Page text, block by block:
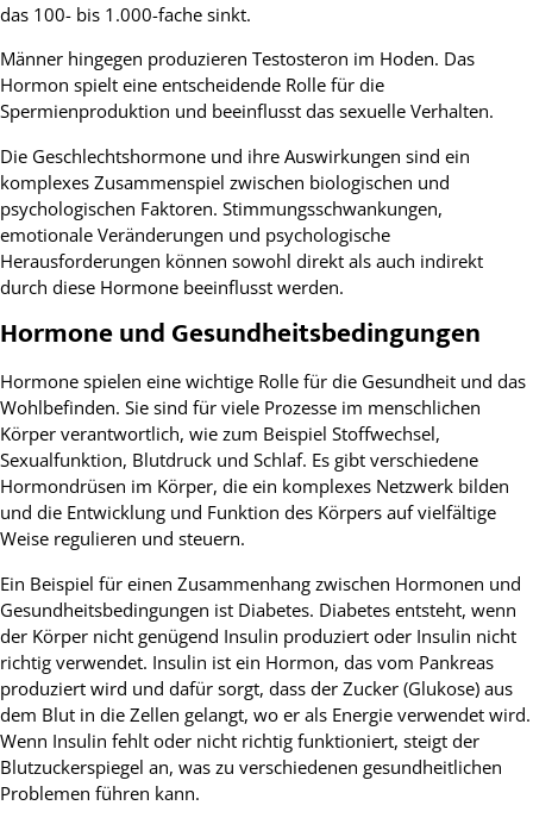
das 100- bis 1.000-fache sinkt.
Männer hingegen produzieren Testosteron im Hoden. Das
Hormon spielt eine entscheidende Rolle für die
Spermienproduktion und beeinflusst das sexuelle Verhalten.
Die Geschlechtshormone und ihre Auswirkungen sind ein
komplexes Zusammenspiel zwischen biologischen und
psychologischen Faktoren. Stimmungsschwankungen,
emotionale Veränderungen und psychologische
Herausforderungen können sowohl direkt als auch indirekt
durch diese Hormone beeinflusst werden.
Hormone und Gesundheitsbedingungen
Hormone spielen eine wichtige Rolle für die Gesundheit und das
Wohlbefinden. Sie sind für viele Prozesse im menschlichen
Körper verantwortlich, wie zum Beispiel Stoffwechsel,
Sexualfunktion, Blutdruck und Schlaf. Es gibt verschiedene
Hormondrüsen im Körper, die ein komplexes Netzwerk bilden
und die Entwicklung und Funktion des Körpers auf vielfältige
Weise regulieren und steuern.
Ein Beispiel für einen Zusammenhang zwischen Hormonen und
Gesundheitsbedingungen ist Diabetes. Diabetes entsteht, wenn
der Körper nicht genügend Insulin produziert oder Insulin nicht
richtig verwendet. Insulin ist ein Hormon, das vom Pankreas
produziert wird und dafür sorgt, dass der Zucker (Glukose) aus
dem Blut in die Zellen gelangt, wo er als Energie verwendet wird.
Wenn Insulin fehlt oder nicht richtig funktioniert, steigt der
Blutzuckerspiegel an, was zu verschiedenen gesundheitlichen
Problemen führen kann.